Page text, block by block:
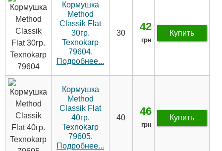
Кормушка
Method
Classik Flat
30гр.
Texnokarp
79604.
Подробнее...
30
42
грн
Купить
Кормушка
Method
Classik Flat
40гр.
Texnokarp
79605.
Подробнее...
40
46
грн
Купить